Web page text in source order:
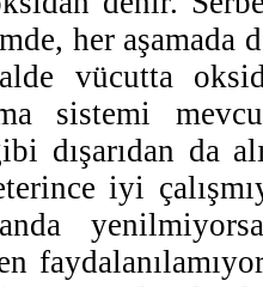
her aşamada
vücutta
sistemi
dışarıdan da
iyi